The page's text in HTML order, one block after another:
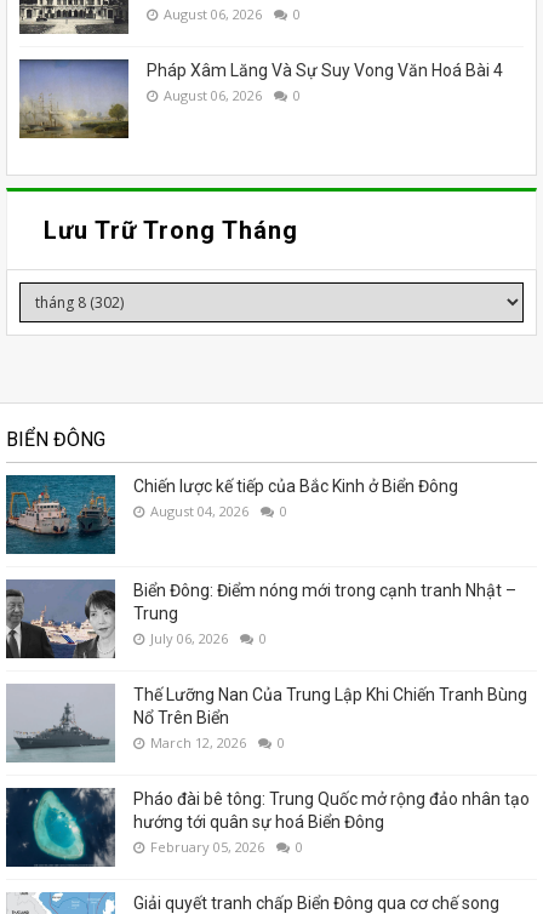
August 06, 2026 0
Pháp Xâm Lăng Và Sự Suy Vong Văn Hoá Bài 4
August 06, 2026 0
Lưu Trữ Trong Tháng
BIỂN ĐÔNG
Chiến lược kế tiếp của Bắc Kinh ở Biển Đông
August 04, 2026 0
Biển Đông: Điểm nóng mới trong cạnh tranh Nhật –
Trung
July 06, 2026 0
Thế Lưỡng Nan Của Trung Lập Khi Chiến Tranh Bùng
Nổ Trên Biển
March 12, 2026 0
Pháo đài bê tông: Trung Quốc mở rộng đảo nhân tạo
hướng tới quân sự hoá Biển Đông
February 05, 2026 0
Giải quyết tranh chấp Biển Đông qua cơ chế song